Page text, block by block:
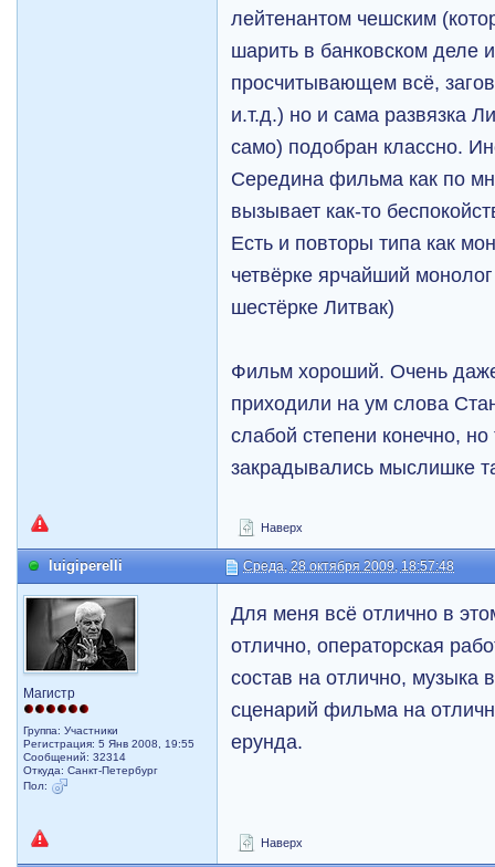
лейтенантом чешским
шарить в банковском деле
просчитывающем всё,
и.т.д.) но и сама развязка
само) подобран классно.
Середина фильма как по
вызывает как-то
Есть и повторы типа как
четвёрке ярчайший
шестёрке Литвак)
Фильм хороший. Очень
приходили на ум слова
слабой степени конечно,
закрадывались мыслишке
Наверх
luigiperelli Среда, 28 октября 2009, 18:57:48
Магистр
Группа: Участники
Регистрация: 5 Янв 2008, 19:55
Сообщений: 32314
Откуда: Санкт-Петербург
Пол:
Для меня всё отлично в
отлично, операторская
состав на отлично, музыка
сценарий фильма на
ерунда.
Наверх